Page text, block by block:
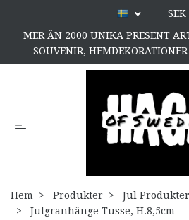
SEK
MER ÄN 2000 UNIKA PRESENT
SOUVENIR,
Hem Produkter
Jul Produkter
Julgranhänge Tusse, H.8,5cm